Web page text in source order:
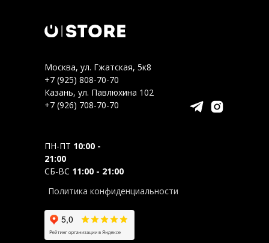
Москва, ул. Гжатская, 5к8
+7 (925) 808-70-70
Казань, ул. Павлюхина 102
+7 (926) 708-70-70
ПН-ПТ 10:00 -
21:00
СБ-ВС 11:00 - 21:00
Политика конфиденциальности